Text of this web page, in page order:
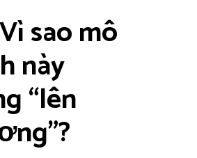
Vì sao mô
này
“lên